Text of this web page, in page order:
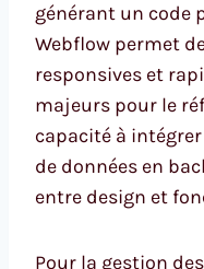
générant un code
Webflow permet
responsives et
majeurs pour le
capacité à
de données en
entre design et
Pour la gestion